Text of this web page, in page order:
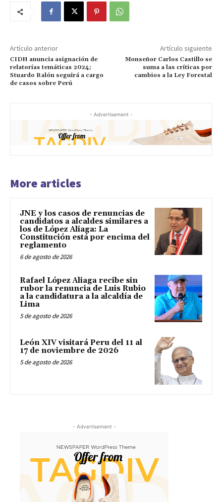
Artículo anterior
CIDH anuncia asignación de
relatorías temáticas 2024;
Stuardo Ralón seguirá a cargo
de casos sobre Perú
Artículo siguiente
Monseñor Carlos Castillo se
suma a las críticas por
cambios a la Ley Forestal
- Advertisement -
More articles
JNE y los casos de renuncias de
candidatos a alcaldes similares a
los de López Aliaga: La
Constitución está por encima del
reglamento
6 de agosto de 2026
Rafael López Aliaga recibe sin
rubor la renuncia de Luis Rubio
a la candidatura a la alcaldía de
Lima
5 de agosto de 2026
León XIV visitará Peru del 11 al
17 de noviembre de 2026
5 de agosto de 2026
- Advertisement -